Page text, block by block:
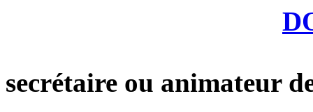
secrétaire ou animateur